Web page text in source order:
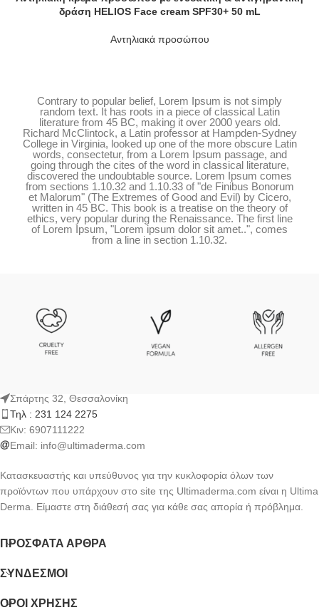
δράση HELIOS Face cream SPF30+ 50 mL
Αντηλιακά προσώπου
Contrary to popular belief, Lorem Ipsum is not simply
random text. It has roots in a piece of classical Latin
literature from 45 BC, making it over 2000 years old.
Richard McClintock, a Latin professor at Hampden-Sydney
College in Virginia, looked up one of the more obscure Latin
words, consectetur, from a Lorem Ipsum passage, and
going through the cites of the word in classical literature,
discovered the undoubtable source. Lorem Ipsum comes
from sections 1.10.32 and 1.10.33 of "de Finibus Bonorum
et Malorum" (The Extremes of Good and Evil) by Cicero,
written in 45 BC. This book is a treatise on the theory of
ethics, very popular during the Renaissance. The first line
of Lorem Ipsum, "Lorem ipsum dolor sit amet..", comes
from a line in section 1.10.32.
Σπάρτης 32, Θεσσαλονίκη
Τηλ : 231 124 2275
Kιν: 6907111222
Email: info@ultimaderma.com
Κατασκευαστής και υπεύθυνος για την κυκλοφορία όλων των
προϊόντων που υπάρχουν στο site της Ultimaderma.com είναι η Ultima
Derma. Είμαστε στη διάθεσή σας για κάθε σας απορία ή πρόβλημα.
ΠΡΌΣΦΑΤΑ ΆΡΘΡΑ
ΣΎΝΔΕΣΜΟΙ
ΟΡΟΙ ΧΡΗΣΗΣ